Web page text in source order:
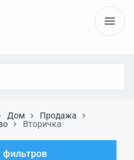
Дом
Продажа
Вторичка